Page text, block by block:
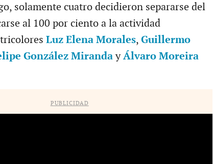
solamente cuatro decidieron separarse del
al 100 por ciento a la actividad
Luz Elena Morales, Guillermo
González Miranday Álvaro Moreira
PUBLICIDAD